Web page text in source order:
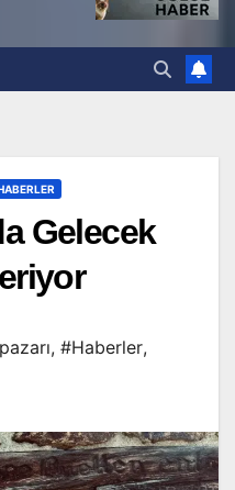
Gelecek
, #Haberler,